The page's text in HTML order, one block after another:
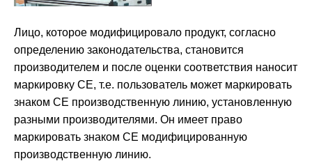
Лицо, которое модифицировало продукт, согласно
определению законодательства, становится
производителем и после оценки соответствия наносит
маркировку СЕ, т.е. пользователь может маркировать
знаком CE производственную линию, установленную
разными производителями. Он имеет право
маркировать знаком CE модифицированную
производственную линию.